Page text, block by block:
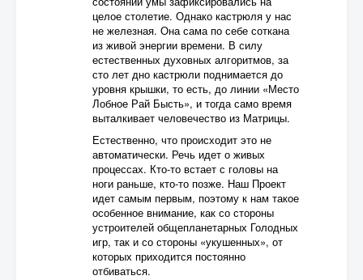
целое столетие. Однако кастрюля у нас
не железная. Она сама по себе соткана
из живой энергии времени. В силу
естественных духовных алгоритмов, за
сто лет дно кастрюли поднимается до
уровня крышки, то есть, до линии «Место
Лобное Рай Бысть», и тогда само время
выталкивает человечество из Матрицы.
Естественно, что происходит это не
автоматически. Речь идет о живых
процессах. Кто-то встает с головы на
ноги раньше, кто-то позже. Наш Проект
идет самым первым, поэтому к нам такое
особенное внимание, как со стороны
устроителей общепланетарных Голодных
игр, так и со стороны «укушенных», от
которых приходится постоянно
отбиваться.